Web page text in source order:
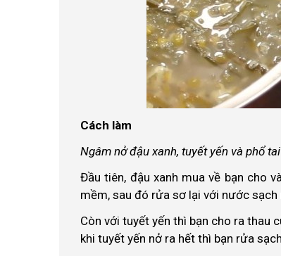
Cách làm
Ngâm nở đậu xanh, tuyết yến và phổ tai
Đầu tiên, đậu xanh mua về bạn cho
mềm, sau đó rửa sơ lại với nước sạch
Còn với tuyết yến thì bạn cho ra thau
khi tuyết yến nở ra hết thì bạn rửa